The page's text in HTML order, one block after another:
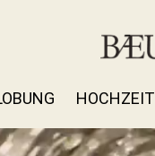
HOCHZEIT